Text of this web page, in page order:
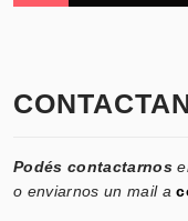
Podés contactarnos
o enviarnos un mail a